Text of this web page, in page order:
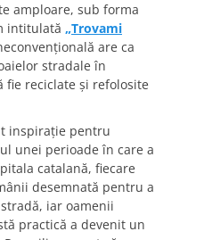
amploare, sub forma
intitulată „Trovami
are ca
stradale în
fie reciclate și refolosite
inspirație pentru
unei perioade în care a
catalană, fiecare
desemnată pentru a
iar oamenii
practică a devenit un